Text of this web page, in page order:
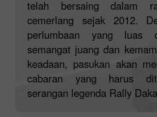
telah bersaing dalam
cemerlang sejak 2012.
perlumbaan yang luas
semangat juang dan
keadaan, pasukan akan
cabaran yang harus
serangan legenda Rally